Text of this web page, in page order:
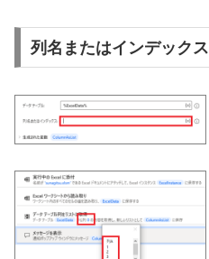
列名またはインデックス